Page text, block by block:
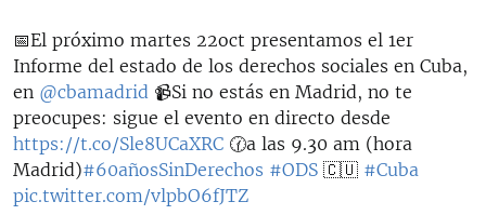
📅El próximo martes 22oct presentamos el 1er
Informe del estado de los derechos sociales en Cuba,
en @cbamadrid 📹Si no estás en Madrid, no te
preocupes: sigue el evento en directo desde
https://t.co/Sle8UCaXRC 🕜a las 9.30 am (hora
Madrid)#60añosSinDerechos #ODS 🇨🇺 #Cuba
pic.twitter.com/vlpbO6fJTZ